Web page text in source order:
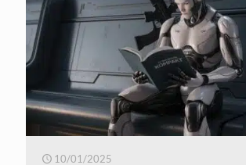
10/01/2025